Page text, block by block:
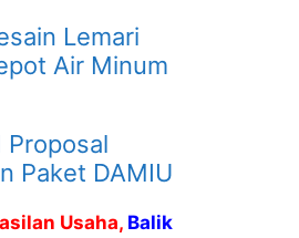
Lemari
Air Minum
Proposal
Paket DAMIU
Usaha, Balik